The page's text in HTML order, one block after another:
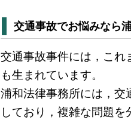
交通事故でお悩みなら
交通事故事件には，これ
も生まれています。
浦和法律事務所には，交
しており，複雑な問題